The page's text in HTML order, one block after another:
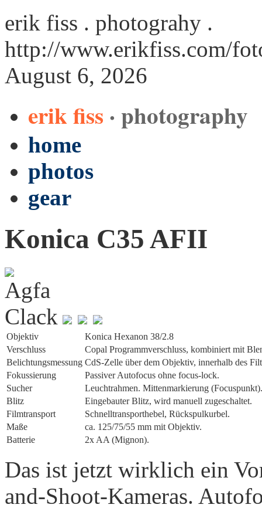
erik fiss . photograhy .
http://www.erikfiss.com/
August 6, 2026
erik fiss · photography
home
photos
gear
Konica C35 AFII
Objektiv
Konica Hexanon 38/2.8
Verschluss
Copal Programmverschluss, kombiniert mit
Belichtungs­messung CdS-Zelle über dem Objektiv, innerhalb des
Fokussierung
Passiver Autofocus ohne focus-lock.
Sucher
Leuchtrahmen. Mittenmarkierung
Blitz
Eingebauter Blitz, wird manuell zugeschaltet.
Film­transport
Schnelltransporthebel, Rückspulkurbel.
Maße
ca. 125/75/55 mm mit Objektiv.
Batterie
2x AA (Mignon).
Das ist jetzt wirklich ein
and-Shoot-Kameras.